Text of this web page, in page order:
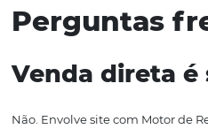
Métricas e
direta
Monitore um painel mínimo